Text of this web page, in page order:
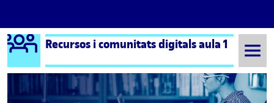
Saltar al contingut
Logo Ágora
Recursos i comunitats digitals aula 1